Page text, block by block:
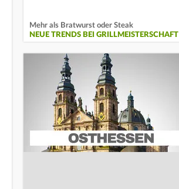
Mehr als Bratwurst oder Steak
NEUE TRENDS BEI GRILLMEISTERSCHAFT